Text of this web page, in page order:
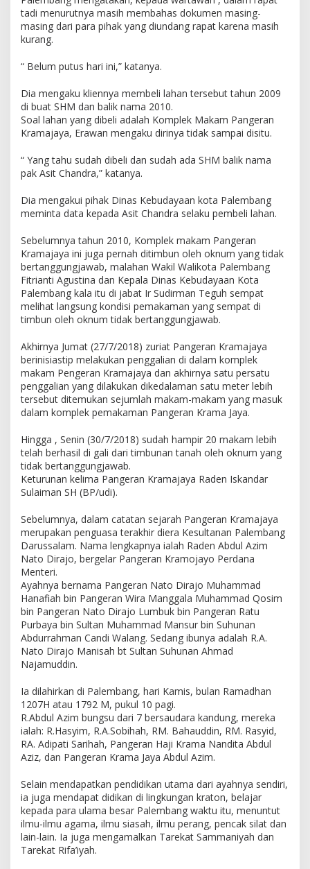
tadi menurutnya masih membahas dokumen masing-
masing dari para pihak yang diundang rapat karena masih
kurang.
“ Belum putus hari ini,” katanya.
Dia mengaku kliennya membeli lahan tersebut tahun 2009
di buat SHM dan balik nama 2010.
Soal lahan yang dibeli adalah Komplek Makam Pangeran
Kramajaya, Erawan mengaku dirinya tidak sampai disitu.
“ Yang tahu sudah dibeli dan sudah ada SHM balik nama
pak Asit Chandra,” katanya.
Dia mengakui pihak Dinas Kebudayaan kota Palembang
meminta data kepada Asit Chandra selaku pembeli lahan.
Sebelumnya tahun 2010, Komplek makam Pangeran
Kramajaya ini juga pernah ditimbun oleh oknum yang tidak
bertanggungjawab, malahan Wakil Walikota Palembang
Fitrianti Agustina dan Kepala Dinas Kebudayaan Kota
Palembang kala itu di jabat Ir Sudirman Teguh sempat
melihat langsung kondisi pemakaman yang sempat di
timbun oleh oknum tidak bertanggungjawab.
Akhirnya Jumat (27/7/2018) zuriat Pangeran Kramajaya
berinisiastip melakukan penggalian di dalam komplek
makam Pengeran Kramajaya dan akhirnya satu persatu
penggalian yang dilakukan dikedalaman satu meter lebih
tersebut ditemukan sejumlah makam-makam yang masuk
dalam komplek pemakaman Pangeran Krama Jaya.
Hingga , Senin (30/7/2018) sudah hampir 20 makam lebih
telah berhasil di gali dari timbunan tanah oleh oknum yang
tidak bertanggungjawab.
Keturunan kelima Pangeran Kramajaya Raden Iskandar
Sulaiman SH (BP/udi).
Sebelumnya, dalam catatan sejarah Pangeran Kramajaya
merupakan penguasa terakhir diera Kesultanan Palembang
Darussalam. Nama lengkapnya ialah Raden Abdul Azim
Nato Dirajo, bergelar Pangeran Kramojayo Perdana
Menteri.
Ayahnya bernama Pangeran Nato Dirajo Muhammad
Hanafiah bin Pangeran Wira Manggala Muhammad Qosim
bin Pangeran Nato Dirajo Lumbuk bin Pangeran Ratu
Purbaya bin Sultan Muhammad Mansur bin Suhunan
Abdurrahman Candi Walang. Sedang ibunya adalah R.A.
Nato Dirajo Manisah bt Sultan Suhunan Ahmad
Najamuddin.
Ia dilahirkan di Palembang, hari Kamis, bulan Ramadhan
1207H atau 1792 M, pukul 10 pagi.
R.Abdul Azim bungsu dari 7 bersaudara kandung, mereka
ialah: R.Hasyim, R.A.Sobihah, RM. Bahauddin, RM. Rasyid,
RA. Adipati Sarihah, Pangeran Haji Krama Nandita Abdul
Aziz, dan Pangeran Krama Jaya Abdul Azim.
Selain mendapatkan pendidikan utama dari ayahnya sendiri,
ia juga mendapat didikan di lingkungan kraton, belajar
kepada para ulama besar Palembang waktu itu, menuntut
ilmu-ilmu agama, ilmu siasah, ilmu perang, pencak silat dan
lain-lain. Ia juga mengamalkan Tarekat Sammaniyah dan
Tarekat Rifa’iyah.